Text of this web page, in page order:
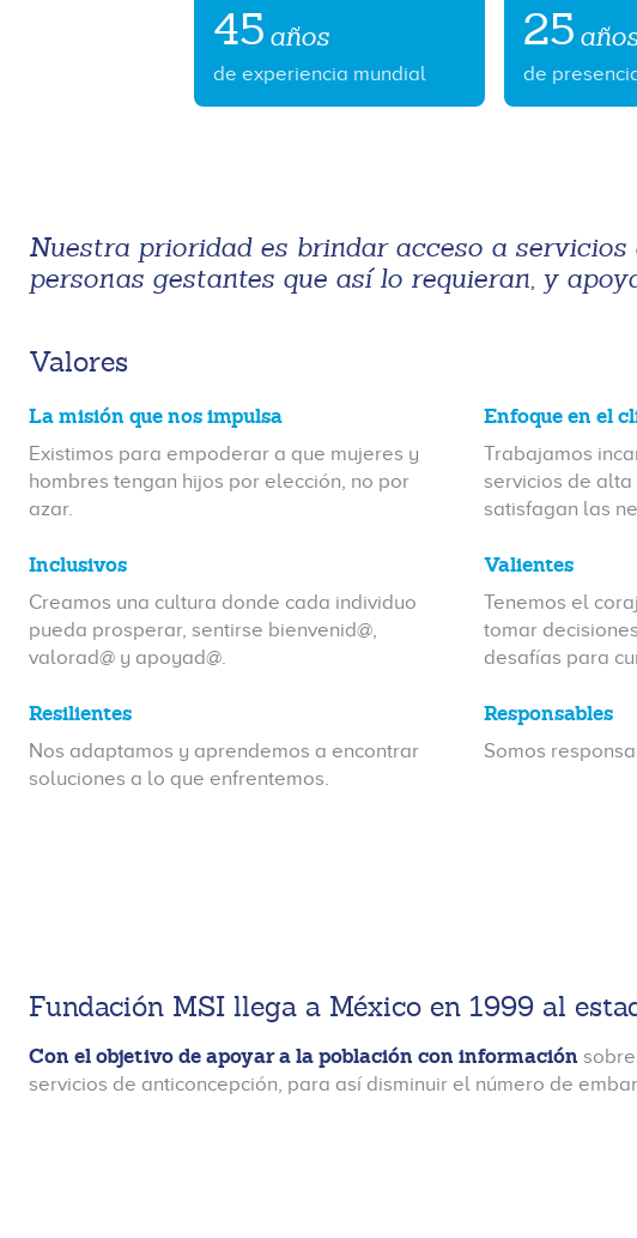
45 años
de experiencia mundial
25
de
Nuestra prioridad es brindar acceso a
personas gestantes que así lo requieran, y
Valores
La misión que nos impulsa
Existimos para empoderar a que mujeres y
hombres tengan hijos por elección, no por
azar.
Enfoque en el
Trabajamos
servicios de
satisfagan las
Inclusivos
Creamos una cultura donde cada individuo
pueda prosperar, sentirse bienvenid@,
valorad@ y apoyad@.
Valientes
Tenemos el
tomar
desafías para
Resilientes
Nos adaptamos y aprendemos a encontrar
soluciones a lo que enfrentemos.
Responsables
Somos
Fundación MSI llega a México en 1999 al
Con el objetivo de apoyar a la población con información
servicios de anticoncepción, para así disminuir el número de